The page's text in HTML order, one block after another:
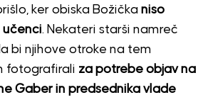
ker obiska Božička niso
učenci. Nekateri starši namreč
bi njihove otroke na tem
fotografirali za potrebe objav na
Gaber in predsednika vlade